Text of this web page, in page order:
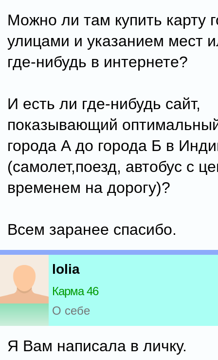
Можно ли там купить карту
улицами и указанием мест
где-нибудь в интернете?
И есть ли где-нибудь сайт,
показывающий
города А до города Б в
(самолет,поезд, автобус с
временем на дорогу)?
Всем заранее спасибо.
lolia
Карма 46
О себе
Я Вам написала в личку.